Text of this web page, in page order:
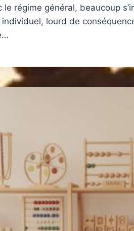
le régime général, beaucoup
lourd de